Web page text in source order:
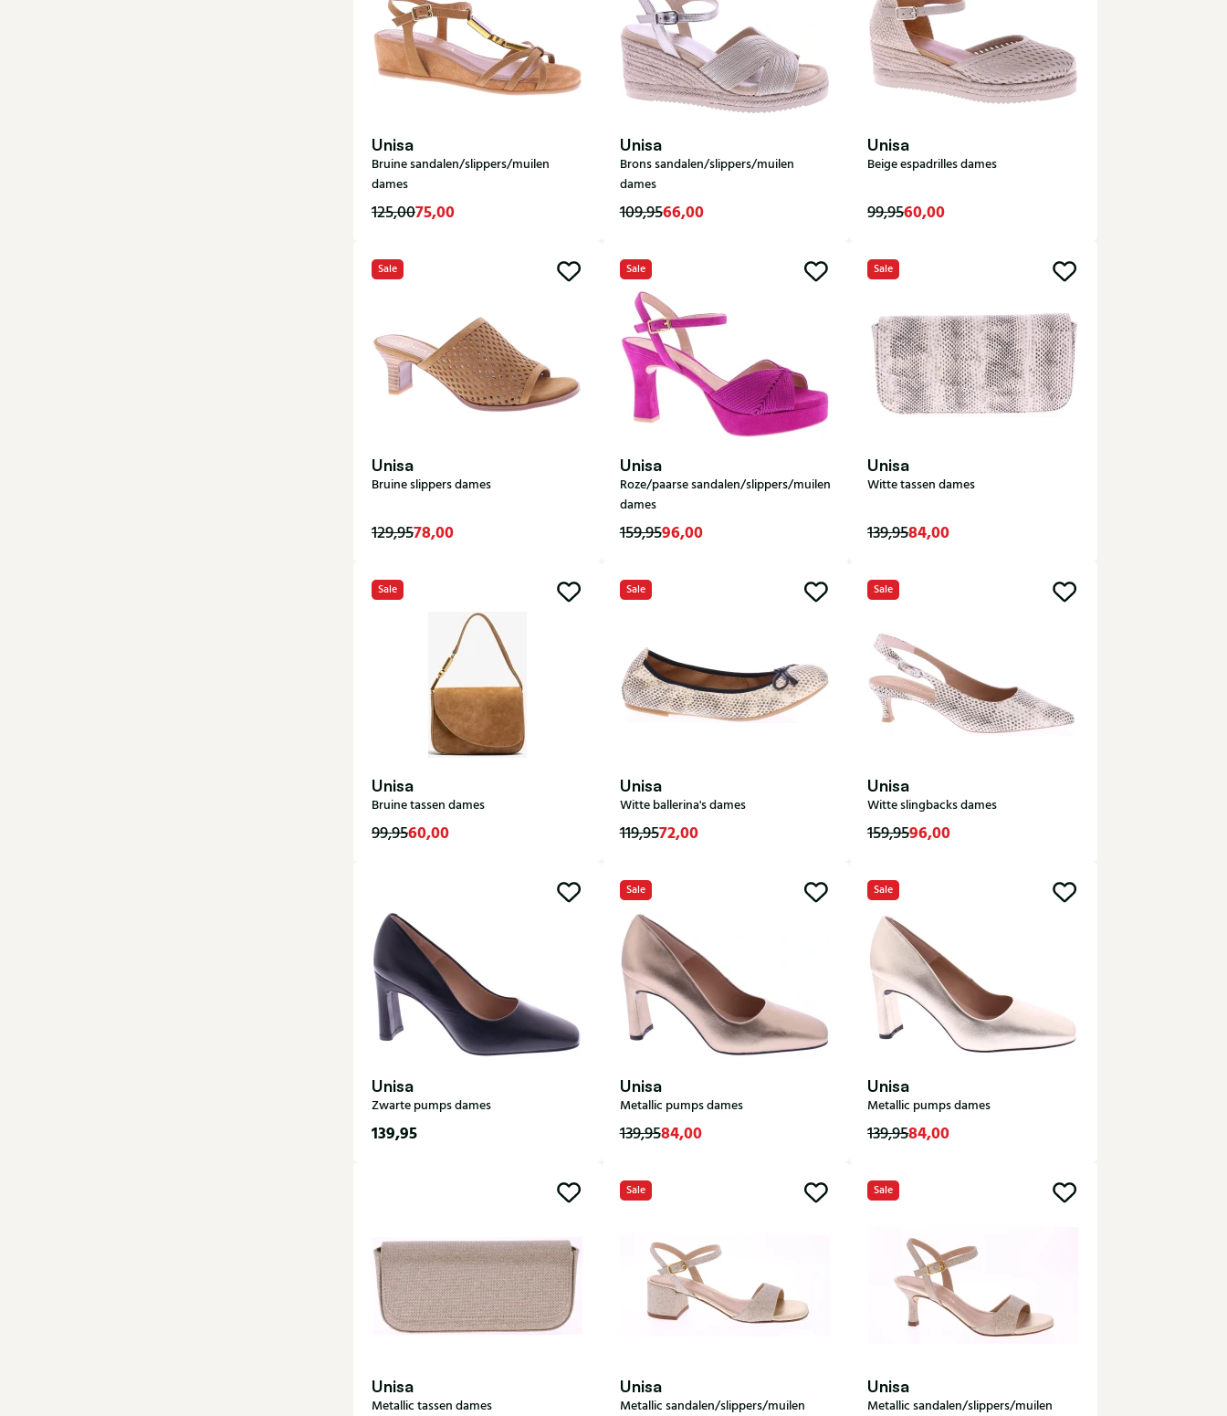
Unisa
Bruine sandalen/slippers/muilen
dames
125,0075,00
Unisa
Brons sandalen/slippers/muilen
dames
109,9566,00
40
Unisa
Beige espadrilles dames
99,9560,00
Sale
Unisa
Bruine slippers dames
129,9578,00
Sale
Unisa
Roze/paarse sandalen/slippers/muilen
dames
159,9596,00
Sale
Unisa
Witte tassen dames
139,9584,00
Sale
Unisa
Bruine tassen dames
99,9560,00
Sale
Unisa
Witte ballerina's dames
119,9572,00
38
Sale
Unisa
Witte slingbacks dames
159,9596,00
38
Unisa
Zwarte pumps dames
139,95
Sale
Unisa
Metallic pumps dames
139,9584,00
41
Sale
Unisa
Metallic pumps dames
139,9584,00
36 41
Unisa
Metallic tassen dames
Sale
Unisa
Metallic sandalen/slippers/muilen
Sale
Unisa
Metallic sandalen/slippers/muilen